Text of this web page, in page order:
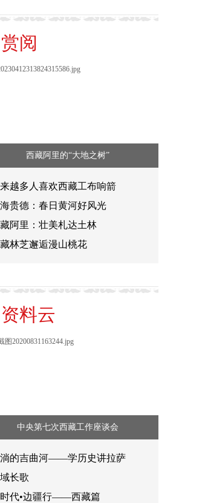
赏阅
西藏阿里的“大地之树”
越多人喜欢西藏工布响箭
贵德：春日黄河好风光
阿里：壮美札达土林
林芝邂逅漫山桃花
资料云
中央第七次西藏工作座谈会
的吉曲河——学历史讲拉萨
长歌
代•边疆行——西藏篇